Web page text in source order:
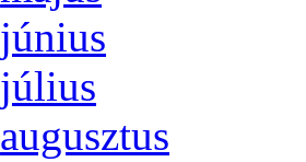
jú­ni­us
jú­li­us
au­gusz­tus